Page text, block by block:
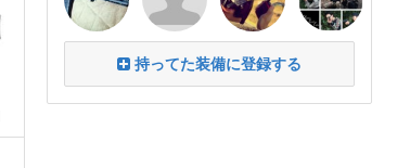
持ってた装備に登録する